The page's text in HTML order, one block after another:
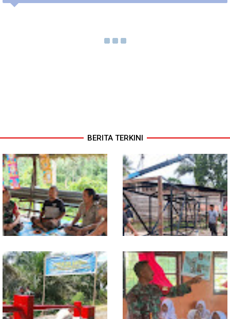
BERITA TERKINI
Warung Kopi Jadi Ruang
Komsos, Babinsa Ajak Warga
Jaga Keamanan Lingkungan
Program TNI AD Manunggal Air
Masuki Tahap Pendirian Tower
Polytank di Simpang Kiri